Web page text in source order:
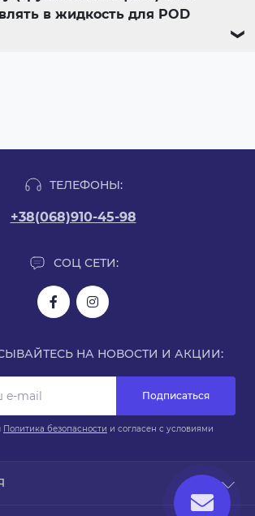
в жидкость для POD
❯
ТЕЛЕФОНЫ:
+38(068)910-45-98
СОЦ СЕТИ:
НА НОВОСТИ И АКЦИИ:
Подписаться
Политика безопасности и согласен с условиями